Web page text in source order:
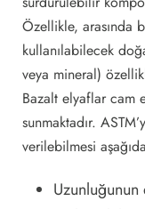
Özellikle, arasında
kullanılabilecek
veya mineral)
Bazalt elyaflar cam
sunmaktadır.
verilebilmesi